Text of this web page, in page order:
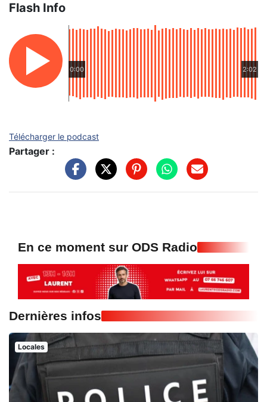
Flash Info
0:00 2:02
Télécharger le podcast
Partager :
En ce moment sur ODS Radio
Dernières infos
Locales